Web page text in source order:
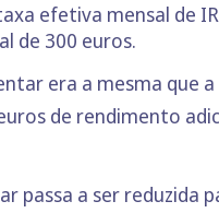
efetiva mensal de
de 300 euros.
era a mesma que
de rendimento
passa a ser reduzida